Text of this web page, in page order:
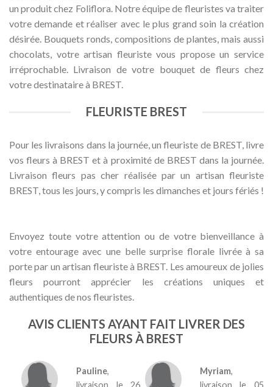
un produit chez Foliflora. Notre équipe de fleuristes va traiter
votre demande et réaliser avec le plus grand soin la création
désirée. Bouquets ronds, compositions de plantes, mais aussi
chocolats, votre artisan fleuriste vous propose un service
irréprochable. Livraison de votre bouquet de fleurs chez
votre destinataire à BREST.
FLEURISTE BREST
Pour les livraisons dans la journée, un fleuriste de BREST, livre
vos fleurs à BREST et à proximité de BREST dans la journée.
Livraison fleurs pas cher réalisée par un artisan fleuriste
BREST, tous les jours, y compris les dimanches et jours fériés !
Envoyez toute votre attention ou de votre bienveillance à
votre entourage avec une belle surprise florale livrée à sa
porte par un artisan fleuriste à BREST. Les amoureux de jolies
fleurs pourront apprécier les créations uniques et
authentiques de nos fleuristes.
AVIS CLIENTS AYANT FAIT LIVRER DES
FLEURS À BREST
Pauline,
Myriam,